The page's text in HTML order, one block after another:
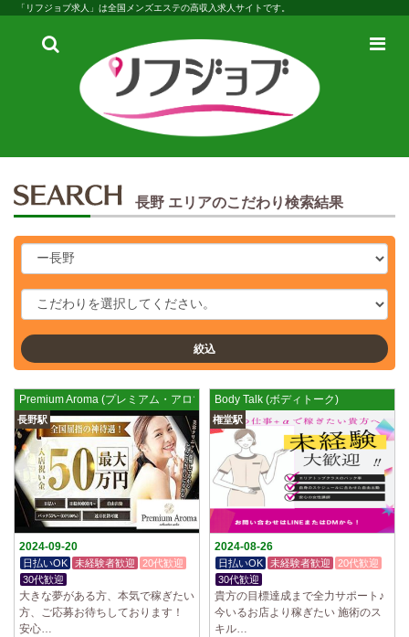
「リフジョブ求人」は全国メンズエステの高収入求人サイトです。
検
メ
長野 エリアのこだわり検索結果
絞込
Premium Aroma (プレミアム・アロマ)
長野駅
2024-09-20
日払いOK 未経験者歓迎
20代歓迎
30代歓迎
大きな夢がある方、本気で稼ぎたい
方、ご応募お待ちしております！
安心…
Body Talk (ボディトーク)
権堂駅
2024-08-26
日払いOK 未経験者歓迎
20代歓迎
30代歓迎
貴方の目標達成まで全力サポート♪
今いるお店より稼ぎたい 施術のス
キル…